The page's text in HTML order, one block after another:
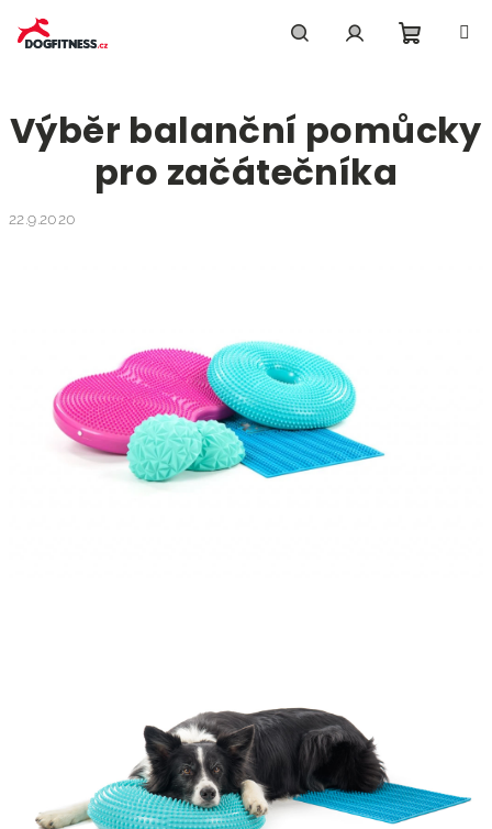
obsah
košík
Výběr balanční pomůcky
pro začátečníka
22.9.2020